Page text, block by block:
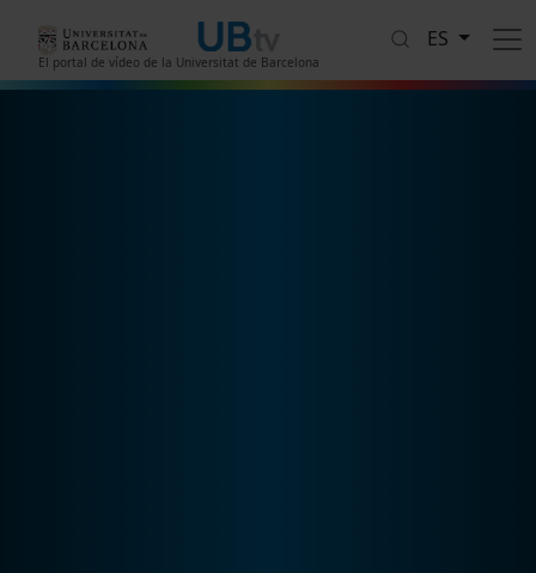
El portal de vídeo de la Universitat de Barcelona
ES